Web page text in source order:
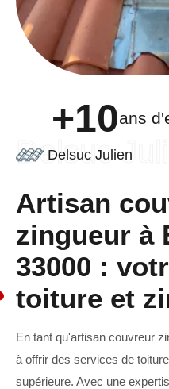
+10ans
Delsuc Julien
Delsuc
Artisan
zingueur à
33000 :
toiture et
En tant qu'artisan couvreur
à offrir des services de
supérieure. Avec une